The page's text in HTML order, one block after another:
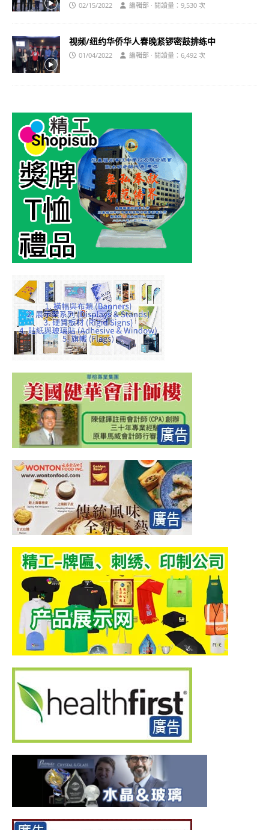
02/15/2022 編輯部 · 閱讀量：9,530 次
视频/纽约华侨华人春晚紧锣密鼓排练中
01/04/2022 編輯部 · 閱讀量：6,492 次